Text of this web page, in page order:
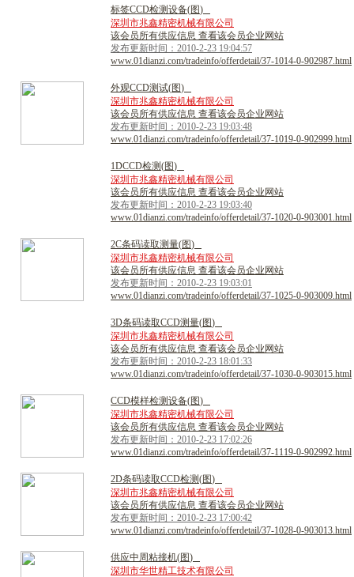
标签CCD检测设备(图)
深圳市兆鑫精密机械有限公司
该会员所有供应信息 查看该会员企业网站
发布更新时间：2010-2-23 19:04:57
www.01dianzi.com/tradeinfo/offerdetail/37-1014-0-902987.html
外观CCD测试(图)
深圳市兆鑫精密机械有限公司
该会员所有供应信息 查看该会员企业网站
发布更新时间：2010-2-23 19:03:48
www.01dianzi.com/tradeinfo/offerdetail/37-1019-0-902999.html
1DCCD检测(图)
深圳市兆鑫精密机械有限公司
该会员所有供应信息 查看该会员企业网站
发布更新时间：2010-2-23 19:03:40
www.01dianzi.com/tradeinfo/offerdetail/37-1020-0-903001.html
2C条码读取测量(图)
深圳市兆鑫精密机械有限公司
该会员所有供应信息 查看该会员企业网站
发布更新时间：2010-2-23 19:03:01
www.01dianzi.com/tradeinfo/offerdetail/37-1025-0-903009.html
3D条码读取CCD测量(图)
深圳市兆鑫精密机械有限公司
该会员所有供应信息 查看该会员企业网站
发布更新时间：2010-2-23 18:01:33
www.01dianzi.com/tradeinfo/offerdetail/37-1030-0-903015.html
CCD模样检测设备(图)
深圳市兆鑫精密机械有限公司
该会员所有供应信息 查看该会员企业网站
发布更新时间：2010-2-23 17:02:26
www.01dianzi.com/tradeinfo/offerdetail/37-1119-0-902992.html
2D条码读取CCD检测(图)
深圳市兆鑫精密机械有限公司
该会员所有供应信息 查看该会员企业网站
发布更新时间：2010-2-23 17:00:42
www.01dianzi.com/tradeinfo/offerdetail/37-1028-0-903013.html
供应中周粘接机(图)
深圳市华世精工技术有限公司